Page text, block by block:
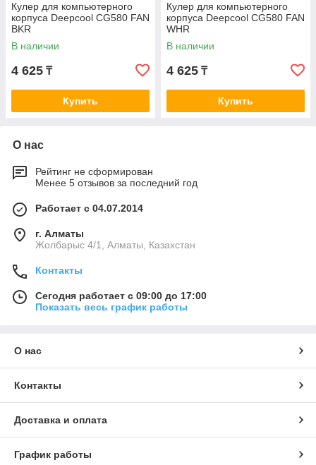
Кулер для компьютерного
корпуса Deepcool CG580 FAN
BKR
В наличии
4 625 ₸
Купить
Кулер для компьютерного
корпуса Deepcool CG580 FAN
WHR
В наличии
4 625 ₸
Купить
О нас
Рейтинг не сформирован
Менее 5 отзывов за последний год
Работает с 04.07.2014
г. Алматы
Жолбарыс 4/1, Алматы, Казахстан
Контакты
Сегодня работает с 09:00 до 17:00
Показать весь график работы
О нас
Контакты
Доставка и оплата
График работы